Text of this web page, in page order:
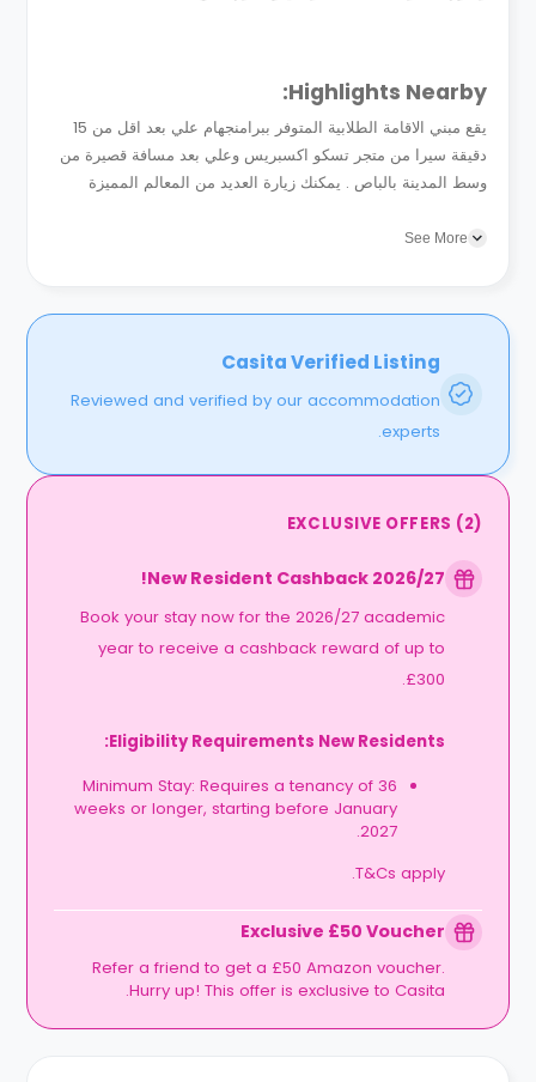
Highlights Nearby:
يقع مبني الاقامة الطلابية المتوفر ببرامنجهام علي بعد اقل من 15
دقيقة سيرا من متجر تسكو اكسبريس وعلي بعد مسافة قصيرة من
وسط المدينة بالباص . يمكنك زيارة العديد من المعالم المميزة
See More
Casita Verified Listing
Reviewed and verified by our accommodation
experts.
EXCLUSIVE OFFERS (2)
2026/27 New Resident Cashback!
Book your stay now for the 2026/27 academic
year to receive a cashback reward of up to
£300.
Eligibility Requirements New Residents:
Minimum Stay: Requires a tenancy of 36
weeks or longer, starting before January
2027.
T&Cs apply.
Exclusive £50 Voucher
Refer a friend to get a £50 Amazon voucher.
Hurry up! This offer is exclusive to Casita.